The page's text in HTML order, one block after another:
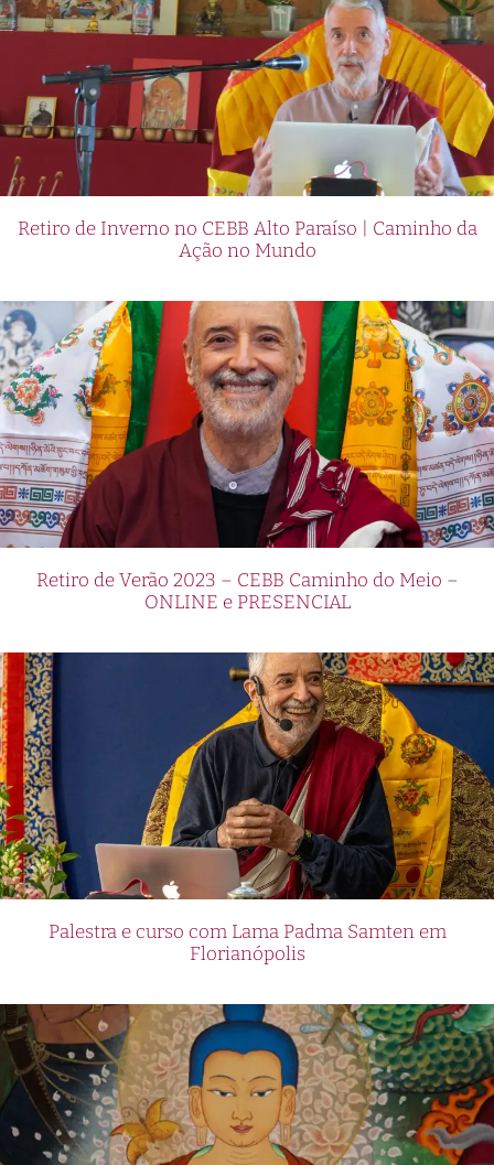
Retiro de Inverno no CEBB Alto Paraíso | Caminho da
Ação no Mundo
Retiro de Verão 2023 – CEBB Caminho do Meio –
ONLINE e PRESENCIAL
Palestra e curso com Lama Padma Samten em
Florianópolis